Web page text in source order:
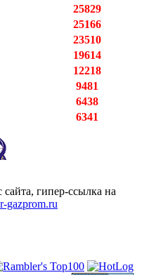
25829
25166
23510
19614
12218
9481
6438
6341
гипер-ссылка на
gazprom.ru